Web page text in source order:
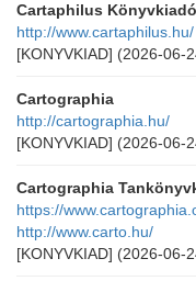
Cartaphilus Könyvkiadó
http://www.cartaphilus.hu/
[KONYVKIAD] (2026-06-
Cartographia
http://cartographia.hu/
[KONYVKIAD] (2026-06-
Cartographia
https://
http://www.carto.hu/
[KONYVKIAD] (2026-06-